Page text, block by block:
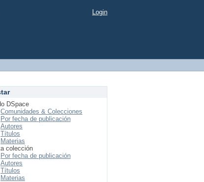
Login
DSpace
Comunidades & Colecciones
Por fecha de publicación
Autores
Títulos
Materias
colección
Por fecha de publicación
Autores
Títulos
Materias